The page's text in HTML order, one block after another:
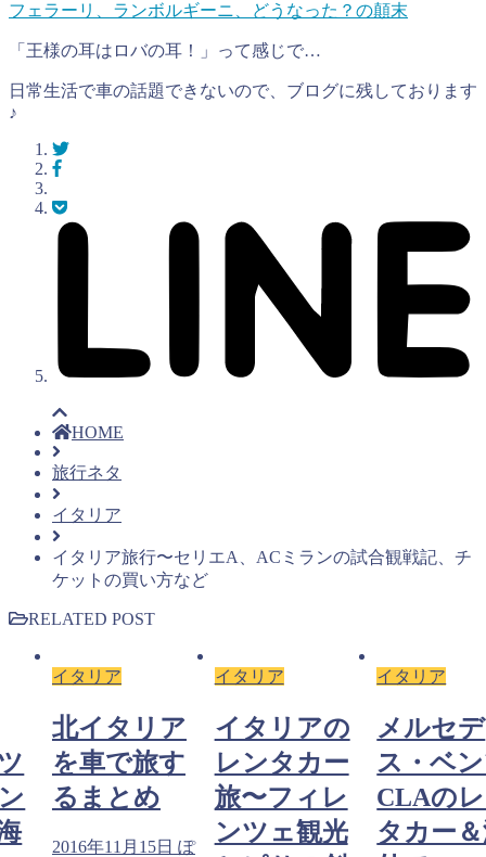
フェラーリ、ランボルギーニ、どうなった？の顛末
「王様の耳はロバの耳！」って感じで…
日常生活で車の話題できないので、ブログに残しております
♪
HOME
旅行ネタ
イタリア
イタリア旅行〜セリエA、ACミランの試合観戦記、チ
ケットの買い方など
RELATED POST
イタリア
北イタリア
を車で旅す
るまとめ
2016年11月15日 ぽ
イタリア
イタリアの
レンタカー
旅〜フィレ
ンツェ観光
イタリア
メルセデ
ス・ベ
CLAの
タカー